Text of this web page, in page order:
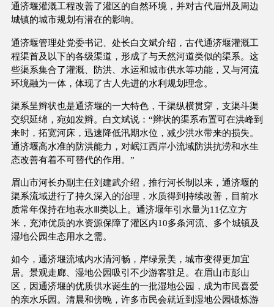
通济堰灌溉工程改善了灌区的自然环境，并对古代眉州及周边
城镇的城市规划有潜在的影响。
通济堰管理处党委书记、处长白文斌介绍，古代通济堰灌溉工
程渠首及以下的各级渠道，形成了与天然河道类似的渠系。这
些渠系集合了灌溉、防洪、水运和城市供水等功能，又与河流
环境融为一体，体现了古人先进的水利规划理念。
渠系呈辫状也是通济堰的一大特色，干渠纵横贯穿，支渠斗渠
交织延绵，宛如发辫。白文斌说：“辫状的渠系布置可在洪峰到
来时，拓宽河床，迅速降低汛期水位，减少洪水带来的损失。
通济堰高水准的防洪能力，对岷江西岸小流域防洪抗涝和水生
态改善有着不可替代的作用。”
眉山市河长办副主任刘建武介绍，推行河长制以来，通济堰的
渠系流域进行了持久深入的治理，水质得到持续改善，目前水
质常年保持在地表水Ⅲ类以上。通济堰年引水量为11亿立方
米，充沛优质的水资源保障了灌区内10多条河流、多个城镇及
湿地公园生态用水之需。
如今，通济堰流域内水清河畅，岸绿景美，城市变得更加宜
居。景观走廊、湿地公园吸引不少游客驻足。在眉山市彭山
区，因通济堰的优质供水诞生的一批湿地公园，成为市民喜爱
的亲水乐园。清晨和傍晚，许多市民会就近到湿地公园锻炼游